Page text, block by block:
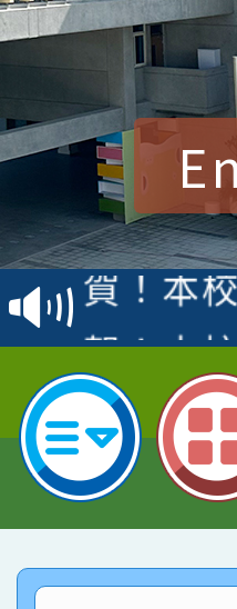
賀！本
賽 洪綺
名
賀！本
倩參加
名 指導
賀！本
園市英
指導老
賀！本
賽 劉文
臺灣台
賀！本
市賽榮
創客第
賀！本
賽 洪綺
賀！本